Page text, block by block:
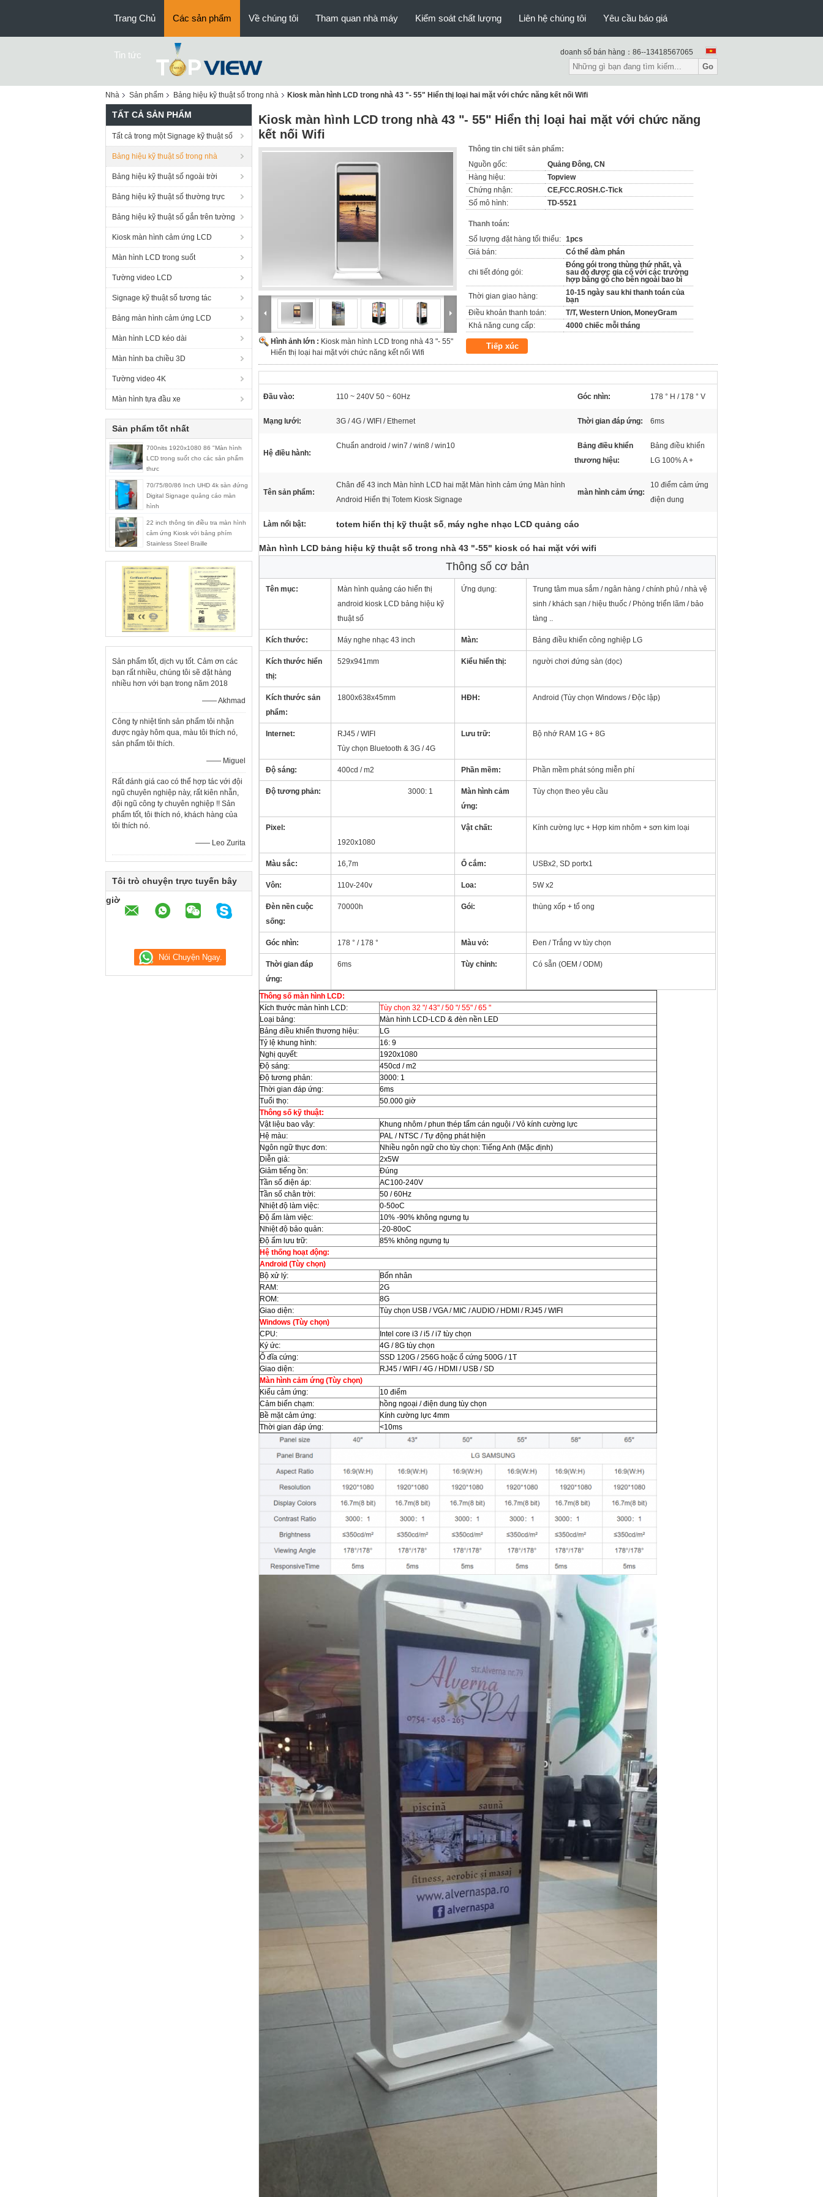
Trang Chủ Các sản phẩm Về chúng tôi Tham quan nhà máy Kiểm soát chất lượng Liên hệ chúng tôi Yêu cầu báo giá
Tin tức doanh số bán hàng： 86--13418567065
Go
Nhà Sản phẩm Bảng hiệu kỹ thuật số trong nhà Kiosk màn hình LCD trong nhà 43 "- 55" Hiển thị loại hai mặt với chức năng kết nối Wifi
TẤT CẢ SẢN PHẨM
Tất cả trong một Signage kỹ thuật số
Bảng hiệu kỹ thuật số trong nhà
Bảng hiệu kỹ thuật số ngoài trời
Bảng hiệu kỹ thuật số thường trực
Bảng hiệu kỹ thuật số gắn trên tường
Kiosk màn hình cảm ứng LCD
Màn hình LCD trong suốt
Tường video LCD
Signage kỹ thuật số tương tác
Bảng màn hình cảm ứng LCD
Màn hình LCD kéo dài
Màn hình ba chiều 3D
Tường video 4K
Màn hình tựa đầu xe
Sản phẩm tốt nhất
700nits 1920x1080 86 "Màn hình
LCD trong suốt cho các sản phẩm
thực
70/75/80/86 Inch UHD 4k sàn đứng
Digital Signage quảng cáo màn
hình
22 inch thông tin điều tra màn hình
cảm ứng Kiosk với bảng phím
Stainless Steel Braille
Sản phẩm tốt, dịch vụ tốt. Cảm ơn các
bạn rất nhiều, chúng tôi sẽ đặt hàng
nhiều hơn với bạn trong năm 2018
—— Akhmad
Công ty nhiệt tình sản phẩm tôi nhận
được ngày hôm qua, màu tôi thích nó,
sản phẩm tôi thích.
—— Miguel
Rất đánh giá cao có thể hợp tác với đội
ngũ chuyên nghiệp này, rất kiên nhẫn,
đội ngũ công ty chuyên nghiệp !! Sản
phẩm tốt, tôi thích nó, khách hàng của
tôi thích nó.
—— Leo Zurita
Tôi trò chuyện trực tuyến bây
giờ
Kiosk màn hình LCD trong nhà 43 "- 55" Hiển thị loại hai mặt với chức năng
kết nối Wifi
Hình ảnh lớn : Kiosk màn hình LCD trong nhà 43 "- 55"
Hiển thị loại hai mặt với chức năng kết nối Wifi
Thông tin chi tiết sản phẩm:
Nguồn gốc:
Quảng Đông, CN
Hàng hiệu:
Topview
Chứng nhận:
CE,FCC.ROSH.C-Tick
Số mô hình:
TD-5521
Thanh toán:
Số lượng đặt hàng tối thiểu: 1pcs
Giá bán:
Có thể đàm phán
chi tiết đóng gói:
Đóng gói trong thùng thứ nhất, và
sau đó được gia cố với các trường
hợp bằng gỗ cho bên ngoài bao bì
Thời gian giao hàng:
10-15 ngày sau khi thanh toán của
bạn
Điều khoản thanh toán:
T/T, Western Union, MoneyGram
Khả năng cung cấp:
4000 chiếc mỗi tháng
Tiếp xúc
Đầu vào: 110 ~ 240V 50 ~ 60Hz Góc nhìn: 178 ° H / 178 ° V
Mạng lưới: 3G / 4G / WIFI / Ethernet Thời gian đáp ứng: 6ms
Hệ điều hành:
Chuẩn android / win7 / win8 / win10
Bảng điều khiển
thương hiệu:
Bảng điều khiển
LG 100% A +
Tên sản phẩm:
Chân đế 43 inch Màn hình LCD hai mặt Màn hình cảm ứng Màn hình
Android Hiển thị Totem Kiosk Signage
màn hình cảm ứng:
10 điểm cảm ứng
điện dung
Làm nổi bật: totem hiển thị kỹ thuật số, máy nghe nhạc LCD quảng cáo
Màn hình LCD bảng hiệu kỹ thuật số trong nhà 43 "-55" kiosk có hai mặt với wifi
Thông số cơ bản
Tên mục:
Màn hình quảng cáo hiển thị
android kiosk LCD bảng hiệu kỹ
thuật số
Ứng dụng:
Trung tâm mua sắm / ngân hàng / chính phủ / nhà vệ
sinh / khách sạn / hiệu thuốc / Phòng triển lãm / bảo
tàng ..
Kích thước: Máy nghe nhạc 43 inch Màn: Bảng điều khiển công nghiệp LG
Kích thước hiển
thị:
529x941mm Kiểu hiển thị: người chơi đứng sàn (dọc)
Kích thước sản
phẩm:
1800x638x45mm HĐH: Android (Tùy chọn Windows / Độc lập)
Internet:
RJ45 / WIFI
Tùy chọn Bluetooth & 3G / 4G
Lưu trữ: Bộ nhớ RAM 1G + 8G
Độ sáng: 400cd / m2 Phần mềm: Phần mềm phát sóng miễn phí
Độ tương phản: 3000: 1
Màn hình cảm
ứng:
Tùy chọn theo yêu cầu
Pixel:
1920x1080
Vật chất: Kính cường lực + Hợp kim nhôm + sơn kim loại
Màu sắc: 16,7m Ổ cắm: USBx2, SD portx1
Vôn: 110v-240v Loa: 5W x2
Đèn nền cuộc
sống:
70000h Gói: thùng xốp + tổ ong
Góc nhìn: 178 ° / 178 ° Màu vỏ: Đen / Trắng vv tùy chọn
Thời gian đáp
ứng:
6ms Tùy chỉnh: Có sẵn (OEM / ODM)
Thông số màn hình LCD:
Kích thước màn hình LCD:
Tùy chọn 32 "/ 43" / 50 "/ 55" / 65 "
Loại bảng:
Màn hình LCD-LCD & đèn nền LED
Bảng điều khiển thương hiệu:
LG
Tỷ lệ khung hình:
16: 9
Nghị quyết:
1920x1080
Độ sáng:
450cd / m2
Độ tương phản:
3000: 1
Thời gian đáp ứng:
6ms
Tuổi thọ:
50.000 giờ
Thông số kỹ thuật:
Vật liệu bao vây:
Khung nhôm / phun thép tấm cán nguội / Vỏ kính cường lực
Hệ màu:
PAL / NTSC / Tự động phát hiện
Ngôn ngữ thực đơn:
Nhiều ngôn ngữ cho tùy chọn: Tiếng Anh (Mặc định)
Diễn giả:
2x5W
Giảm tiếng ồn:
Đúng
Tần số điện áp:
AC100-240V
Tần số chân trời:
50 / 60Hz
Nhiệt độ làm việc:
0-50oC
Độ ẩm làm việc:
10% -90% không ngưng tụ
Nhiệt độ bảo quản:
-20-80oC
Độ ẩm lưu trữ:
85% không ngưng tụ
Hệ thống hoạt động:
Android (Tùy chọn)
Bộ xử lý:
Bốn nhân
RAM:
2G
ROM:
8G
Giao diện:
Tùy chọn USB / VGA / MIC / AUDIO / HDMI / RJ45 / WIFI
Windows (Tùy chọn)
CPU:
Intel core i3 / i5 / i7 tùy chọn
Ký ức:
4G / 8G tùy chọn
Ổ đĩa cứng:
SSD 120G / 256G hoặc ổ cứng 500G / 1T
Giao diện:
RJ45 / WIFI / 4G / HDMI / USB / SD
Màn hình cảm ứng (Tùy chọn)
Kiểu cảm ứng:
10 điểm
Cảm biến chạm:
hồng ngoại / điện dung tùy chọn
Bề mặt cảm ứng:
Kính cường lực 4mm
Thời gian đáp ứng:
<10ms